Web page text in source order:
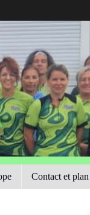
Contact et plan